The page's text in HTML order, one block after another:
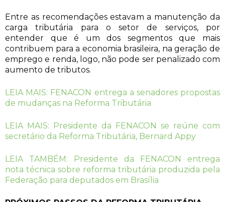
Entre as recomendações estavam a manutenção da
carga tributária para o setor de serviços, por
entender que é um dos segmentos que mais
contribuem para a economia brasileira, na geração de
emprego e renda, logo, não pode ser penalizado com
aumento de tributos.
LEIA MAIS: FENACON entrega a senadores propostas
de mudanças na Reforma Tributária
LEIA MAIS: Presidente da FENACON se reúne com
secretário da Reforma Tributária, Bernard Appy
LEIA TAMBÉM: Presidente da FENACON entrega
nota técnica sobre reforma tributária produzida pela
Federação para deputados em Brasília